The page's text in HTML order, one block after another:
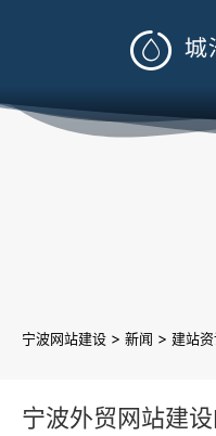

宁波网站建设 > 新闻 > 建站资
宁波外贸网站建